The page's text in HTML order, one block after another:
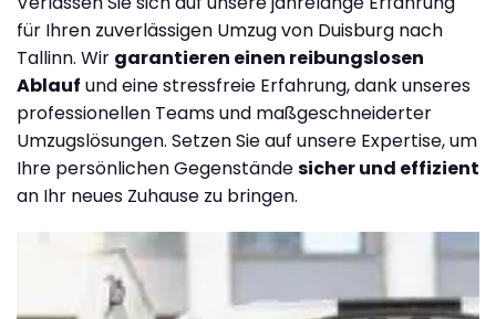
für Ihren zuverlässigen Umzug von Duisburg nach
Tallinn. Wir garantieren einen reibungslosen
Ablauf und eine stressfreie Erfahrung, dank unseres
professionellen Teams und maßgeschneiderter
Umzugslösungen. Setzen Sie auf unsere Expertise, um
Ihre persönlichen Gegenständesicher und effizient
an Ihr neues Zuhause zu bringen.